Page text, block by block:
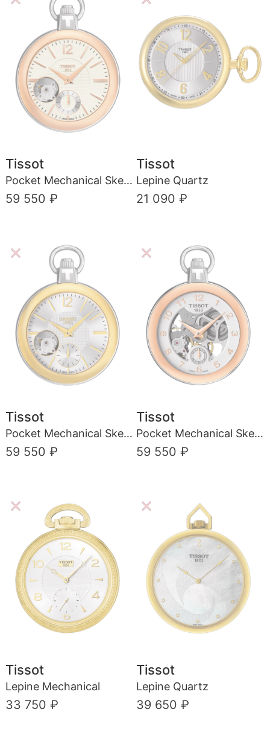
Tissot
Pocket Mechanical Skeleton
59 550 ₽
Tissot
Lepine Quartz
21 090 ₽
Tissot
Pocket Mechanical Skeleton
59 550 ₽
Tissot
Pocket Mechanical Skeleton
59 550 ₽
Tissot
Lepine Mechanical
33 750 ₽
Tissot
Lepine Quartz
39 650 ₽